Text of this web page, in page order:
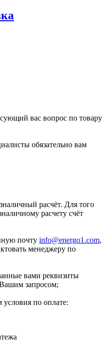
вас вопрос по товару
обязательно вам
расчёт. Для того
расчету счёт
почту info@energo1.com,
менеджеру по
вами реквизиты
Вашим запросом;
по оплате: